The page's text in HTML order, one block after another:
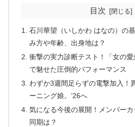
目次
石川華望（いしかわ はなの）の
み方や年齢、出身地は？
衝撃の実力診断テスト！「女の愛
で魅せた圧倒的パフォーマンス
わずか3週間足らずの電撃加入！
ーニング娘。’26へ
気になる今後の展開！メンバー
同期は？